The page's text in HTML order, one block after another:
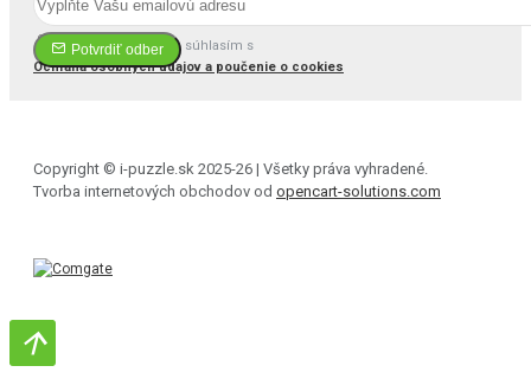
Potvrdiť odber
Prečítal(a) som si a súhlasím s
Ochrana osobných údajov a poučenie o cookies
Copyright © i-puzzle.sk 2025-26 | Všetky práva vyhradené.
Tvorba internetových obchodov od opencart-solutions.com